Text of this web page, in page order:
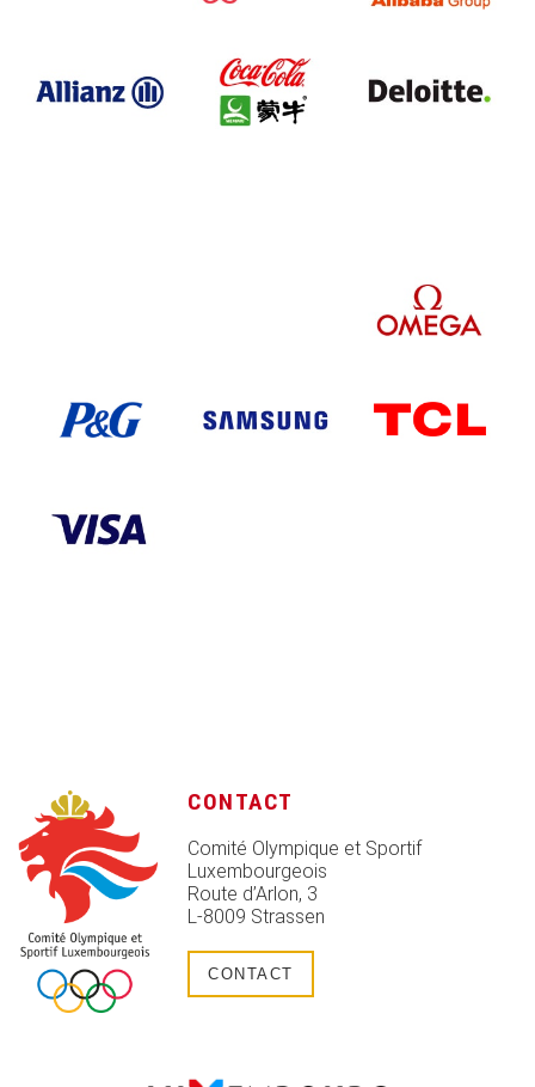
CONTACT
Comité Olympique et Sportif
Luxembourgeois
Route d’Arlon, 3
L-8009 Strassen
CONTACT